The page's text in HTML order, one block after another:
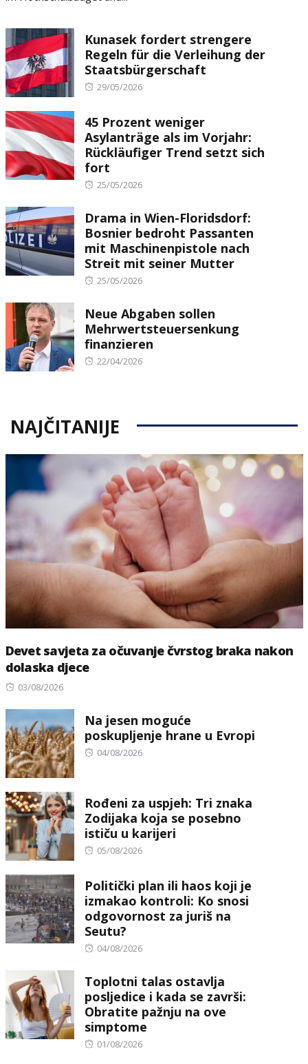
Kunasek fordert strengere
Regeln für die Verleihung der
Staatsbürgerschaft
Posted
29/05/2026
45 Prozent weniger
Asylanträge als im Vorjahr:
Rückläufiger Trend setzt sich
fort
Posted
25/05/2026
Drama in Wien-Floridsdorf:
Bosnier bedroht Passanten
mit Maschinenpistole nach
Streit mit seiner Mutter
Posted
25/05/2026
Neue Abgaben sollen
Mehrwertsteuersenkung
finanzieren
Posted
22/04/2026
NAJČITANIJE
Devet savjeta za očuvanje čvrstog braka nakon
dolaska djece
Posted
03/08/2026
Na jesen moguće
poskupljenje hrane u Evropi
Posted
04/08/2026
Rođeni za uspjeh: Tri znaka
Zodijaka koja se posebno
ističu u karijeri
Posted
05/08/2026
Politički plan ili haos koji je
izmakao kontroli: Ko snosi
odgovornost za juriš na
Seutu?
Posted
04/08/2026
Toplotni talas ostavlja
posljedice i kada se završi:
Obratite pažnju na ove
simptome
Posted
01/08/2026